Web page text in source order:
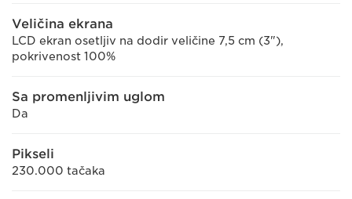
Veličina ekrana
LCD ekran osetljiv na dodir veličine 7,5 cm (3"),
pokrivenost 100%
Sa promenljivim uglom
Da
Pikseli
230.000 tačaka